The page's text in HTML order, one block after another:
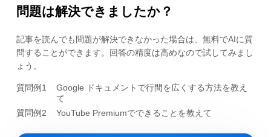
問題は解決できましたか？
記事を読んでも問題が解決できなかった場合は、無料でAIに質
問することができます。回答の精度は高めなので試してみまし
ょう。
質問例1
Google ドキュメントで行間を広くする方法を教え
て
質問例2
YouTube Premiumでできることを教えて